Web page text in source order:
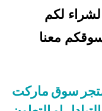
لكم
معنا
سوق ماركت